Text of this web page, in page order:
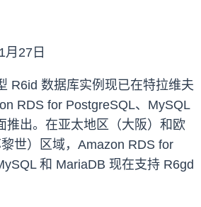
月27日
R6id 数据库实例现已在特拉维夫
RDS for PostgreSQL、MySQL
推出。在亚太地区（大阪）和欧
世）区域，Amazon RDS for
和 MariaDB 现在支持 R6gd